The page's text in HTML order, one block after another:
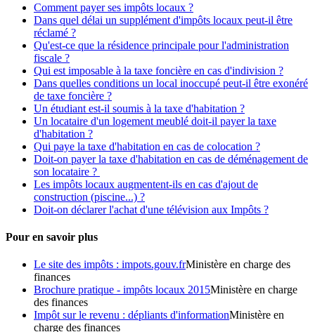
Comment payer ses impôts locaux ?
Dans quel délai un supplément d'impôts locaux peut-il être
réclamé ?
Qu'est-ce que la résidence principale pour l'administration
fiscale ?
Qui est imposable à la taxe foncière en cas d'indivision ?
Dans quelles conditions un local inoccupé peut-il être exonéré
de taxe foncière ?
Un étudiant est-il soumis à la taxe d'habitation ?
Un locataire d'un logement meublé doit-il payer la taxe
d'habitation ?
Qui paye la taxe d'habitation en cas de colocation ?
Doit-on payer la taxe d'habitation en cas de déménagement de
son locataire ?
Les impôts locaux augmentent-ils en cas d'ajout de
construction (piscine...) ?
Doit-on déclarer l'achat d'une télévision aux Impôts ?
Pour en savoir plus
Le site des impôts : impots.gouv.frMinistère en charge des
finances
Brochure pratique - impôts locaux 2015Ministère en charge
des finances
Impôt sur le revenu : dépliants d'informationMinistère en
charge des finances